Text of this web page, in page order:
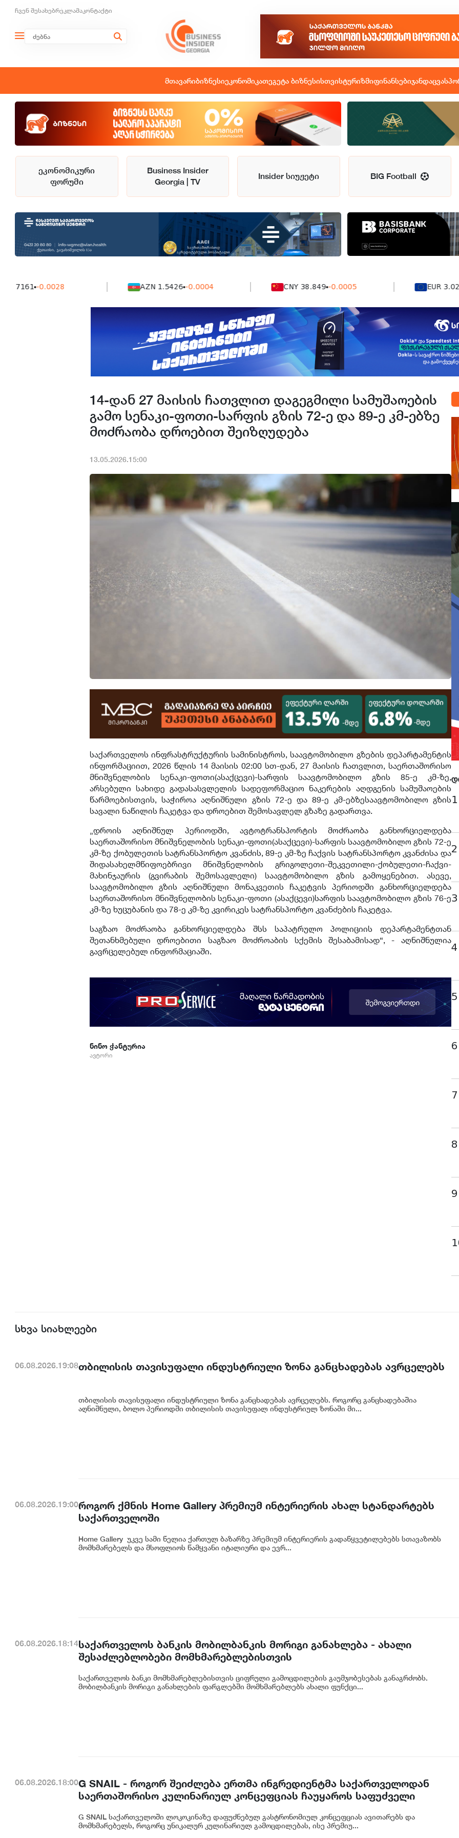
ჩვენ შესახებრეკლამაკონტაქტი
მთავარიბიზნესიეკონომიკათეგეტა ბიზნესისთვისტურიზმიფინანსებიჯანდაცვა
ეკონომიკური
ფორუმი
Business Insider
Georgia | TV
Insider სიუჟეტი BIG Football
-0.0028 AZN 1.5426 -0.0004 CNY 38.849 -0.0005 EUR 3.0264
14-დან 27 მაისის ჩათვლით დაგეგმილი სამუშაოების
გამო სენაკი-ფოთი-სარფის გზის 72-ე და 89-ე კმ-ებზე
მოძრაობა დროებით შეიზღუდება
13.05.2026.15:00
საქართველოს ინფრასტრუქტურის სამინისტროს, საავტომობილო გზების დეპარტამენტის
ინფორმაციით, 2026 წლის 14 მაისის 02:00 სთ-დან, 27 მაისის ჩათვლით, საერთაშორისო
მნიშვნელობის სენაკი-ფოთი(ასაქცევი)-სარფის საავტომობილო გზის 85-ე კმ-ზე,
არსებული სახიდე გადასასვლელის სადეფორმაციო ნაკერების აღდგენის სამუშაოების
წარმოებისთვის, საჭიროა აღნიშნული გზის 72-ე და 89-ე კმ-ებზესაავტომობილო გზის
სავალი ნაწილის ჩაკეტვა და დროებით შემოსავლელ გზაზე გადართვა.
„დროის აღნიშნულ პერიოდში, ავტოტრანსპორტის მოძრაობა განხორციელდება
საერთაშორისო მნიშვნელობის სენაკი-ფოთი(ასაქცევი)-სარფის საავტომობილო გზის 72-ე
კმ-ზე ქობულეთის სატრანსპორტო კვანძის, 89-ე კმ-ზე ჩაქვის სატრანსპორტოკვანძისა და
შიდასახელმწიფოებრივი მნიშვნელობის გრიგოლეთი-შეკვეთილი-ქობულეთი-ჩაქვი-
მახინჯაურის (გვირაბის შემოსავლელი) საავტომობილო გზის გამოყენებით. ასევე,
საავტომობილო გზის აღნიშნული მონაკვეთის ჩაკეტვის პერიოდში განხორციელდება
საერთაშორისო მნიშვნელობის სენაკი-ფოთი (ასაქცევი)სარფის საავტომობილო გზის 76-ე
კმ-ზე ხუცუბანის და 78-ე კმ-ზე კვირიკეს სატრანსპორტო კვანძების ჩაკეტვა.
საგზაო მოძრაობა განხორციელდება შსს საპატრულო პოლიციის დეპარტამენტთან
შეთანხმებული დროებითი საგზაომოძროაბის სქემის შესაბამისად“, - აღნიშნულია
გავრცელებულ ინფორმაციაში.
ნინო ჭანტურია
ავტორი
1
2
3
4
5
6
7
8
9
სხვა სიახლეები
06.08.2026.19:08თბილისის თავისუფალი ინდუსტრიული ზონა განცხადებას ავრცელებს
თბილისის თავისუფალი ინდუსტრიული ზონა განცხადებას ავრცელებს. როგორც განცხადებაშია
აღნიშნული, ბოლო პერიოდში თბილისის თავისუფალ ინდუსტრიულ ზონაში მი...
06.08.2026.19:00როგორ ქმნის Home Gallery პრემიუმ ინტერიერის ახალ სტანდარტებს
საქართველოში
Home Gallery უკვე სამი წელია ქართულ ბაზარზე პრემიუმ ინტერიერის გადაწყვეტილებებს სთავაზობს
მომხმარებელს და მსოფლიოს წამყვანი იტალიური და ევრ...
06.08.2026.18:14საქართველოს ბანკის მობილბანკის მორიგი განახლება - ახალი
შესაძლებლობები მომხმარებლებისთვის
საქართველოს ბანკი მომხმარებლებისთვის ციფრული გამოცდილების გაუმჯობესებას განაგრძობს.
მობილბანკის მორიგი განახლების ფარგლებში მომხმარებლებს ახალი ფუნქცი...
06.08.2026.18:00G SNAIL - როგორ შეიძლება ერთმა ინგრედიენტმა საქართველოდან
საერთაშორისო კულინარიულ კონცეფციას ჩაუყაროს საფუძველი
G SNAIL საქართველოში ლოკოკინაზე დაფუძნებულ გასტრონომიულ კონცეფციას ავითარებს და
მომხმარებელს, როგორც უნიკალურ კულინარიულ გამოცდილებას, ისე პრემიუ...